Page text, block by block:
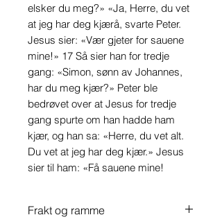
elsker du meg?» «Ja, Herre, du vet
at jeg har deg kjærå, svarte Peter.
Jesus sier: «Vær gjeter for sauene
mine!» 17 Så sier han for tredje
gang: «Simon, sønn av Johannes,
har du meg kjær?» Peter ble
bedrøvet over at Jesus for tredje
gang spurte om han hadde ham
kjær, og han sa: «Herre, du vet alt.
Du vet at jeg har deg kjær.» Jesus
sier til ham: «Få sauene mine!
Frakt og ramme